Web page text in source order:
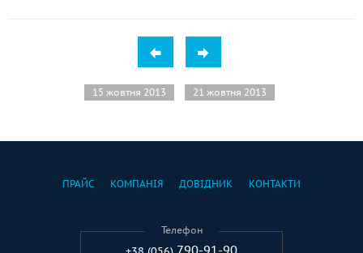
15 жовтня 2013 21 жовтня 2013
ПРАЙС КОМПАНІЯ ДОВІДНИК КОНТАКТИ
Телефон